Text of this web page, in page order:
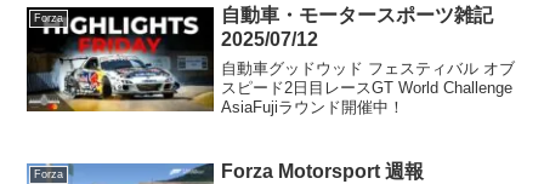
Forza
自動車・モータースポーツ雑記
2025/07/12
自動車グッドウッド フェスティバル オブ
スピード2日目レースGT World Challenge
AsiaFujiラウンド開催中！
Forza
Forza Motorsport 週報